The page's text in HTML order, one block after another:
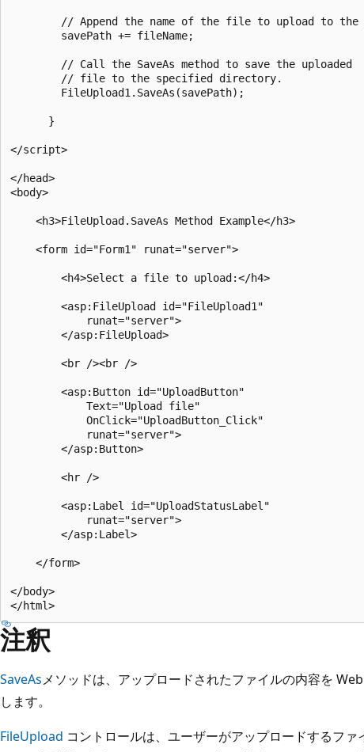
// Append the name of the file to upload to the
        savePath += fileName;
        // Call the SaveAs method to save the uploaded
        // file to the specified directory.
        FileUpload1.SaveAs(savePath);
      }
</script>
</head>
<body>
    <h3>FileUpload.SaveAs Method Example</h3>
    <form id="Form1" runat="server">
        <h4>Select a file to upload:</h4>
        <asp:FileUpload id="FileUpload1"
            runat="server">
        </asp:FileUpload>
        <br /><br />
        <asp:Button id="UploadButton"
            Text="Upload file"
            OnClick="UploadButton_Click"
            runat="server">
        </asp:Button>
        <hr />
        <asp:Label id="UploadStatusLabel"
            runat="server">
        </asp:Label>
    </form>
</body>
注釈
SaveAsメソッドは、アップロードされたファイルの内容を
します。
FileUpload コントロールは、ユーザーがアップロードするフ